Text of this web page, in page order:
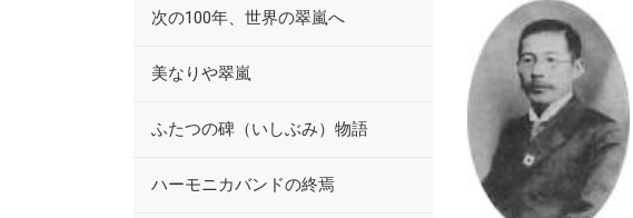
次の100年、世界の翠嵐へ
美なりや翠嵐
ふたつの碑（いしぶみ）物語
ハーモニカバンドの終焉